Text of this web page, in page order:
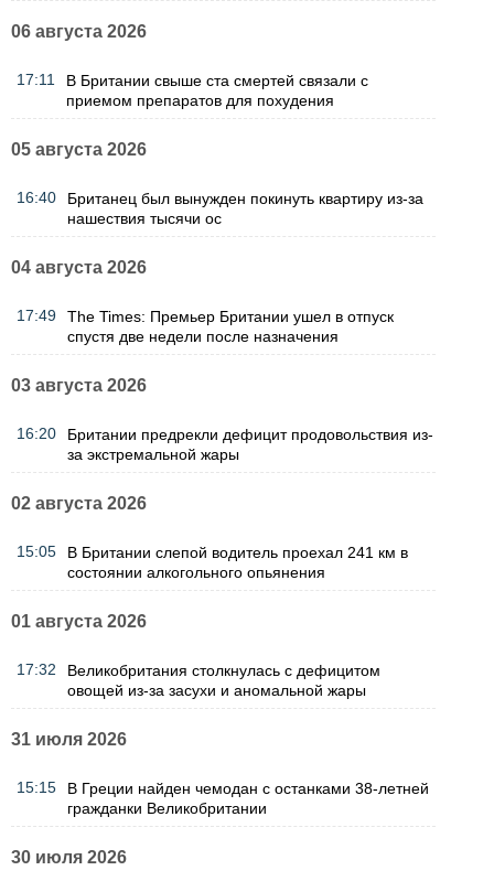
06 августа 2026
17:11
В Британии свыше ста смертей связали с
приемом препаратов для похудения
05 августа 2026
16:40
Британец был вынужден покинуть квартиру из-за
нашествия тысячи ос
04 августа 2026
17:49
The Times: Премьер Британии ушел в отпуск
спустя две недели после назначения
03 августа 2026
16:20
Британии предрекли дефицит продовольствия из-
за экстремальной жары
02 августа 2026
15:05
В Британии слепой водитель проехал 241 км в
состоянии алкогольного опьянения
01 августа 2026
17:32
Великобритания столкнулась с дефицитом
овощей из-за засухи и аномальной жары
31 июля 2026
15:15
В Греции найден чемодан с останками 38-летней
гражданки Великобритании
30 июля 2026